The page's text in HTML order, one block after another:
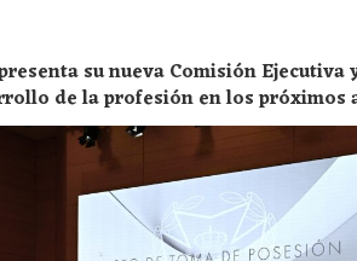
su nueva Comisión
de la profesión en los próximos